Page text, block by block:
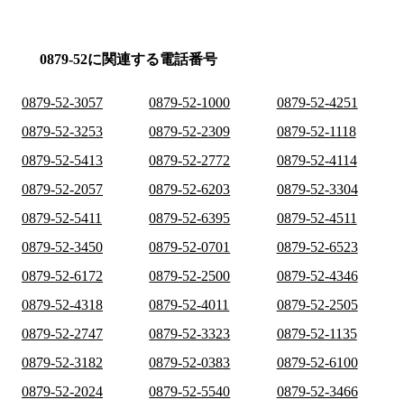
0879-52に関連する電話番号
0879-52-3057 0879-52-1000
0879-52-4251
0879-52-3253
0879-52-2309
0879-52-1118
0879-52-5413
0879-52-2772
0879-52-4114
0879-52-2057
0879-52-6203
0879-52-3304
0879-52-5411
0879-52-6395
0879-52-4511
0879-52-3450
0879-52-0701
0879-52-6523
0879-52-6172
0879-52-2500
0879-52-4346
0879-52-4318
0879-52-4011
0879-52-2505
0879-52-2747
0879-52-3323
0879-52-1135
0879-52-3182
0879-52-0383
0879-52-6100
0879-52-2024
0879-52-5540
0879-52-3466